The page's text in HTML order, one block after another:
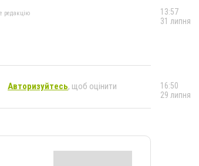
редакцію
Авторизуйтесь, щоб оцінити
13:57
31 липня
16:50
29 липня